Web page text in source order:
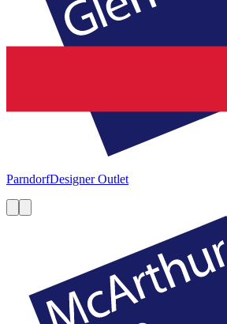
ParndorfDesigner Outlet